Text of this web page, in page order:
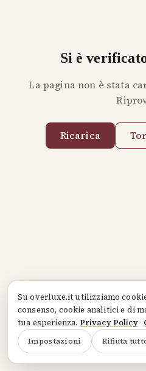
Suoverluxe.itutilizziamo
consenso, cookie analitici e di
tua esperienza. Privacy Policy·
Impostazioni Rifiuta
Si è
La pagina non è stata
Ricarica